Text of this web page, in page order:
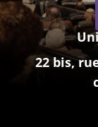
22 bis,